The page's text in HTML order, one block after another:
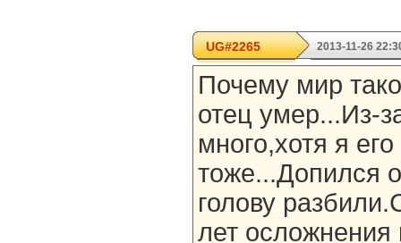
UG#2265 2013-11-26
Почему мир
отец умер...Из-
много,хотя я
тоже...Допился
голову
лет